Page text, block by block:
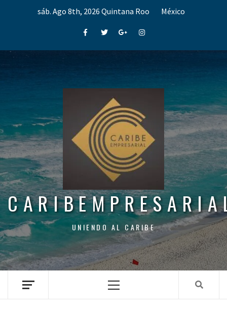
sáb. Ago 8th, 2026 Quintana Roo México
FacebookTwitterGoogle+Instagram
UNIENDO AL CARIBE
Menu